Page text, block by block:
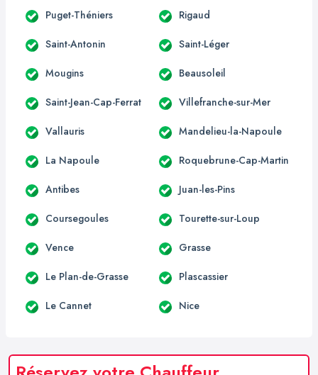
Puget-Théniers Rigaud
Saint-Antonin Saint-Léger
Mougins Beausoleil
Saint-Jean-Cap-Ferrat Villefranche-sur-Mer
Vallauris Mandelieu-la-Napoule
La Napoule Roquebrune-Cap-Martin
Antibes Juan-les-Pins
Coursegoules Tourette-sur-Loup
Vence Grasse
Le Plan-de-Grasse Plascassier
Le Cannet Nice